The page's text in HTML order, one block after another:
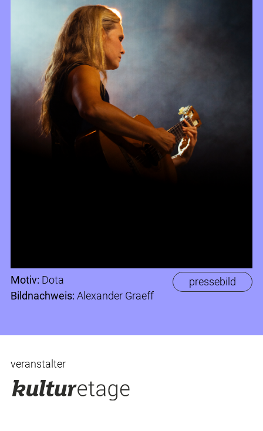
pressebild
Motiv: Dota
Bildnachweis: Alexander Graeff
veranstalter